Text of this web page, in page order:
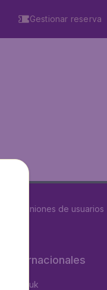
Gestionar reserva
opiniones de usuarios
internacionales